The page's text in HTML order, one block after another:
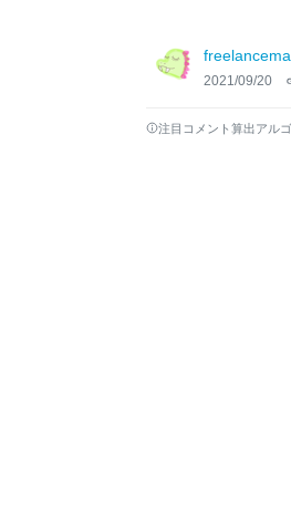
2021/09/20
注目コメント算出アル